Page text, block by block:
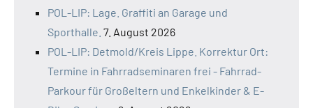
POL-LIP: Lage. Graffiti an Garage und
Sporthalle. 7. August 2026
POL-LIP: Detmold/Kreis Lippe. Korrektur Ort:
Termine in Fahrradseminaren frei - Fahrrad-
Parkour für Großeltern und Enkelkinder & E-